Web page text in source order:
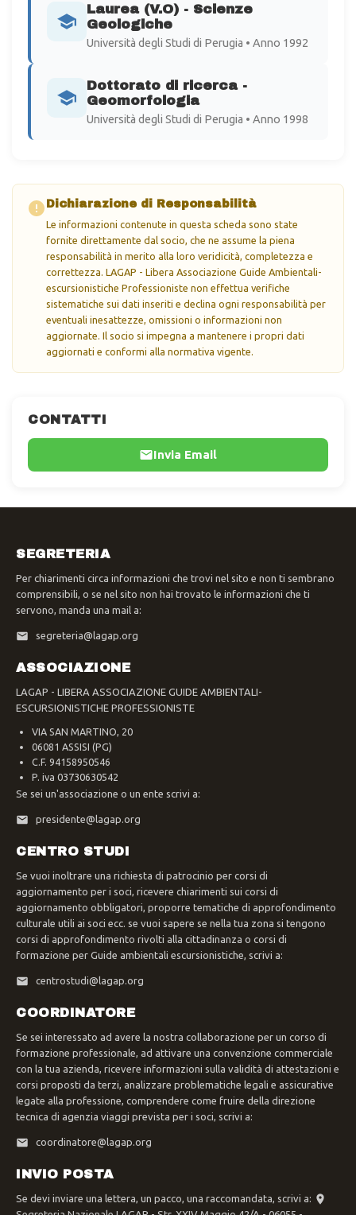
CONTATTI
Invia Email
Laurea (V.O) - Scienze
Geologiche
Università degli Studi di Perugia • Anno 1992
Dottorato di ricerca -
Geomorfologia
Università degli Studi di Perugia • Anno 1998
Dichiarazione di Responsabilità
Le informazioni contenute in questa scheda sono state
fornite direttamente dal socio, che ne assume la piena
responsabilità in merito alla loro veridicità, completezza e
correttezza. LAGAP - Libera Associazione Guide Ambientali-
escursionistiche Professioniste non effettua verifiche
sistematiche sui dati inseriti e declina ogni responsabilità per
eventuali inesattezze, omissioni o informazioni non
aggiornate. Il socio si impegna a mantenere i propri dati
aggiornati e conformi alla normativa vigente.
SEGRETERIA
Per chiarimenti circa informazioni che trovi nel sito e non ti sembrano
comprensibili, o se nel sito non hai trovato le informazioni che ti
servono, manda una mail a:
segreteria@lagap.org
ASSOCIAZIONE
LAGAP - LIBERA ASSOCIAZIONE GUIDE AMBIENTALI-
ESCURSIONISTICHE PROFESSIONISTE
VIA SAN MARTINO, 20
06081 ASSISI (PG)
C.F. 94158950546
P. iva 03730630542
Se sei un'associazione o un ente scrivi a:
presidente@lagap.org
CENTRO STUDI
Se vuoi inoltrare una richiesta di patrocinio per corsi di
aggiornamento per i soci, ricevere chiarimenti sui corsi di
aggiornamento obbligatori, proporre tematiche di approfondimento
culturale utili ai soci ecc. se vuoi sapere se nella tua zona si tengono
corsi di approfondimento rivolti alla cittadinanza o corsi di
formazione per Guide ambientali escursionistiche, scrivi a:
centrostudi@lagap.org
COORDINATORE
Se sei interessato ad avere la nostra collaborazione per un corso di
formazione professionale, ad attivare una convenzione commerciale
con la tua azienda, ricevere informazioni sulla validità di attestazioni e
corsi proposti da terzi, analizzare problematiche legali e assicurative
legate alla professione, comprendere come fruire della direzione
tecnica di agenzia viaggi prevista per i soci, scrivi a:
coordinatore@lagap.org
INVIO POSTA
Se devi inviare una lettera, un pacco, una raccomandata, scrivi a: